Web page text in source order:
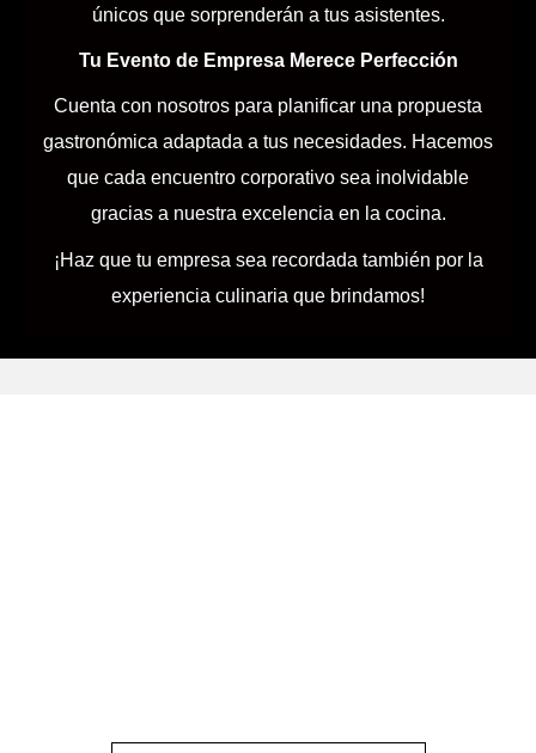
únicos que sorprenderán a tus asistentes.
Tu Evento de Empresa Merece Perfección
Cuenta con nosotros para planificar una propuesta
gastronómica adaptada a tus necesidades. Hacemos
que cada encuentro corporativo sea inolvidable
gracias a nuestra excelencia en la cocina.
¡Haz que tu empresa sea recordada también por la
experiencia culinaria que brindamos!